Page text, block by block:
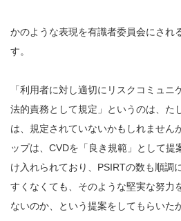
かのような表現を有識者委員会にされ
す。
「利用者に対し適切にリスクコミュ
法的責務として規定」というのは、た
は、規定されていないかもしれません
ップは、CVDを「良き規範」として提
け入れられており、PSIRTの数も順調
すくなくても、そのような堅実な努力
ないのか、という提案をしてもらいた